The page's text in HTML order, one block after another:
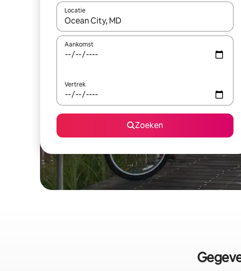
Locatie
Wanneer er resultaten beschikbaar zijn, maak je een
Aankomst
Vertrek
Zoeken